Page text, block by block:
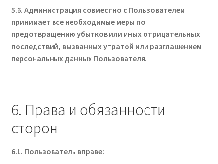
5.6. Администрация совместно с Пользователем
принимает все необходимые меры по
предотвращению убытков или иных отрицательных
последствий, вызванных утратой или разглашением
персональных данных Пользователя.
6. Права и обязанности
сторон
6.1. Пользователь вправе: